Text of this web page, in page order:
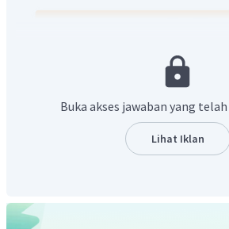
Buka akses jawaban yang
Lihat Iklan